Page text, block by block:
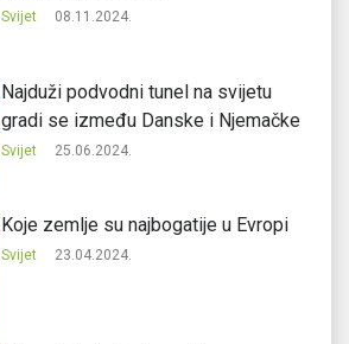
Svijet 08.11.2024.
Najduži podvodni tunel na svijetu
gradi se između Danske i Njemačke
Svijet 25.06.2024.
Koje zemlje su najbogatije u Evropi
Svijet 23.04.2024.